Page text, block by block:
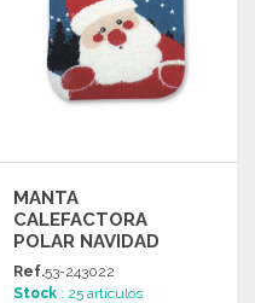
MANTA
CALEFACTORA
POLAR NAVIDAD
AZUL OSCURO 2L
Ref.53-243022
Stock : 25 artículos